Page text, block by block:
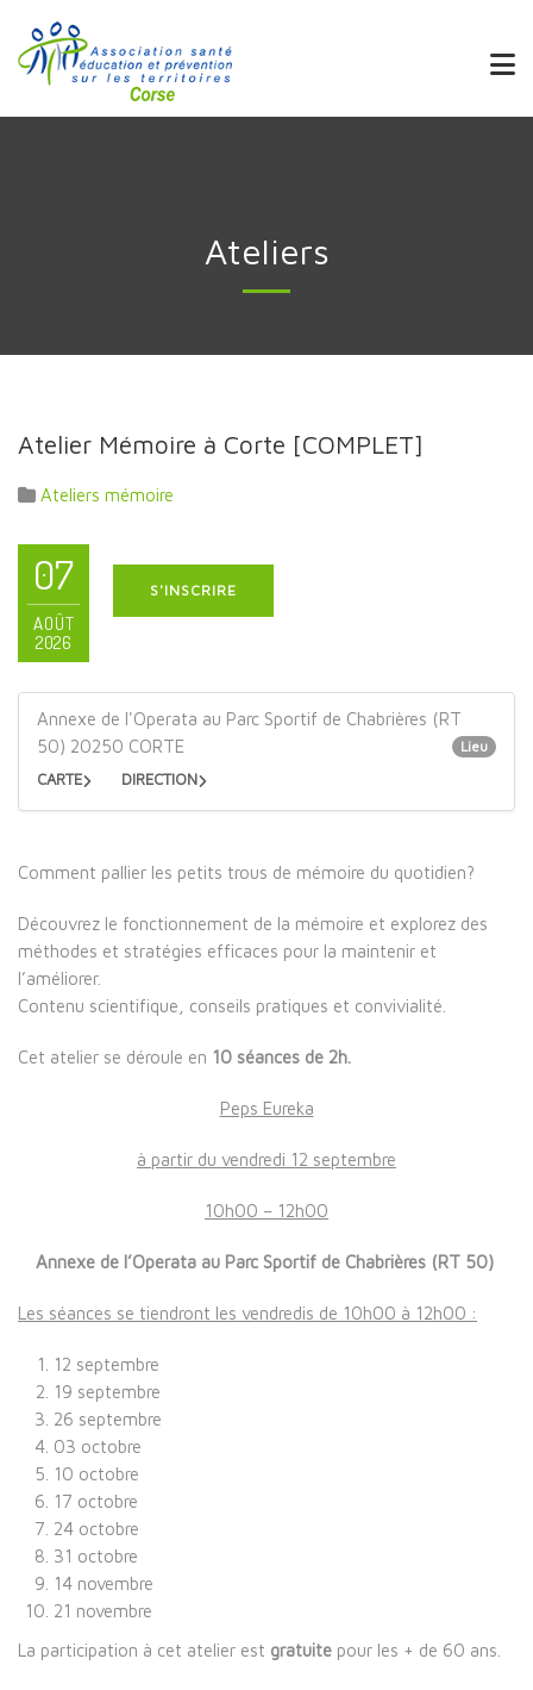
Ateliers
Atelier Mémoire à Corte [COMPLET]
Ateliers mémoire
07
AOÛT
2026
S'INSCRIRE
Annexe de l'Operata au Parc Sportif de Chabrières (RT
50) 20250 CORTE
Lieu
CARTE DIRECTION
Comment pallier les petits trous de mémoire du quotidien?
Découvrez le fonctionnement de la mémoire et explorez des
méthodes et stratégies efficaces pour la maintenir et
l’améliorer.
Contenu scientifique, conseils pratiques et convivialité.
Cet atelier se déroule en 10 séances de 2h.
Peps Eureka
à partir du vendredi 12 septembre
10h00 – 12h00
Annexe de l’Operata au Parc Sportif de Chabrières (RT 50)
Les séances se tiendront les vendredis de 10h00 à 12h00 :
12 septembre
19 septembre
26 septembre
03 octobre
10 octobre
17 octobre
24 octobre
31 octobre
14 novembre
21 novembre
La participation à cet atelier est gratuite pour les + de 60 ans.